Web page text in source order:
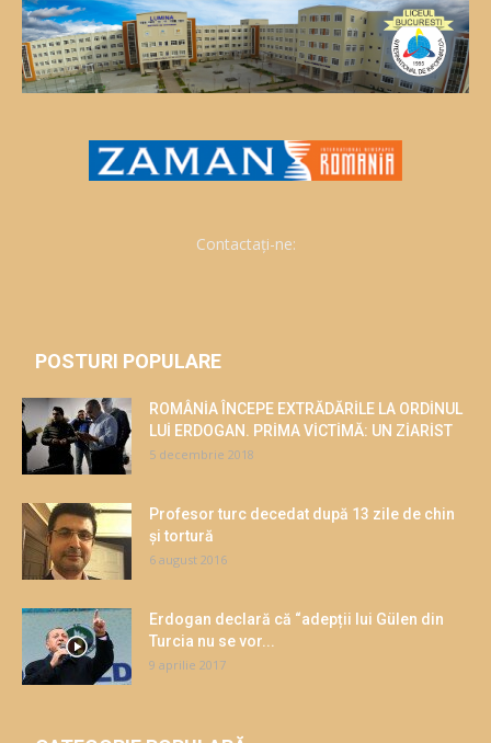
Contactați-ne:
POSTURI POPULARE
ROMÂNİA ÎNCEPE EXTRĂDĂRİLE LA ORDİNUL
LUİ ERDOGAN. PRİMA VİCTİMĂ: UN ZİARİST
5 decembrie 2018
Profesor turc decedat după 13 zile de chin
și tortură
6 august 2016
Erdogan declară că “adepții lui Gülen din
Turcia nu se vor...
9 aprilie 2017